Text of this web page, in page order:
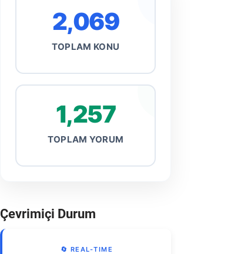
2,069
TOPLAM KONU
1,257
TOPLAM YORUM
Çevrimiçi Durum
🔄 REAL-TIME